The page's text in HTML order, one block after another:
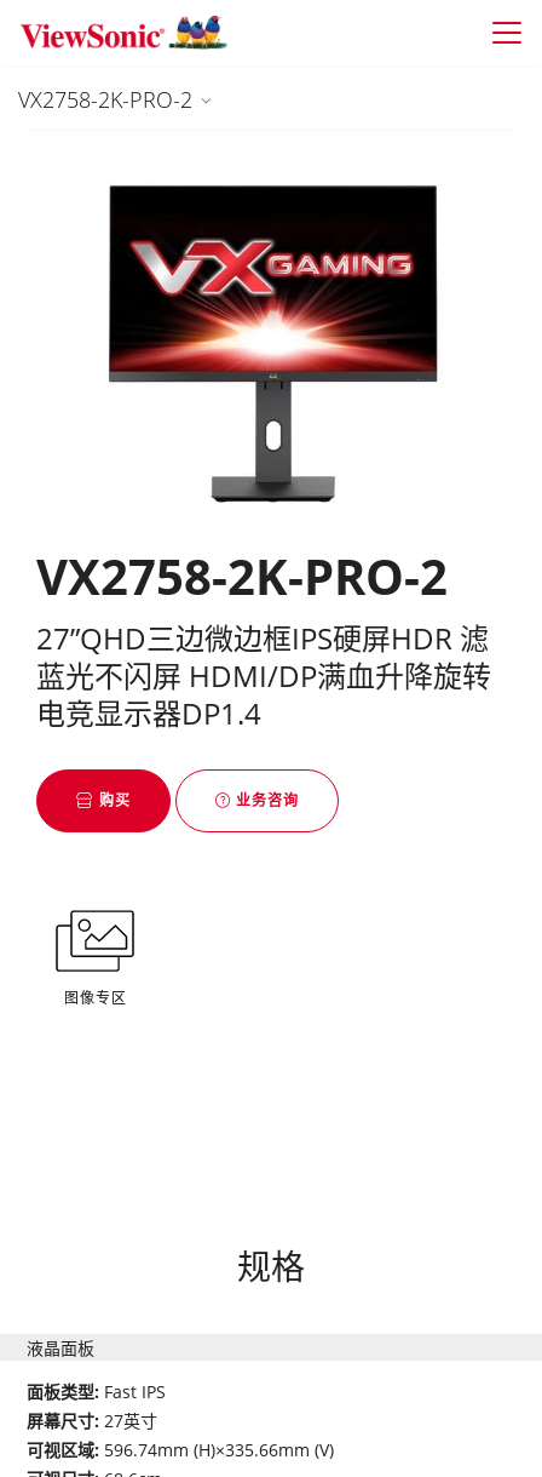
Skip to main content
VX2758-2K-PRO-2
VX2758-2K-PRO-2
27”QHD三边微边框IPS硬屏HDR 滤
蓝光不闪屏 HDMI/DP满血升降旋转
电竞显示器DP1.4
购买 业务咨询
图像专区
规格
液晶面板
面板类型: Fast IPS
屏幕尺寸:27英寸
可视区域: 596.74mm (H)×335.66mm (V)